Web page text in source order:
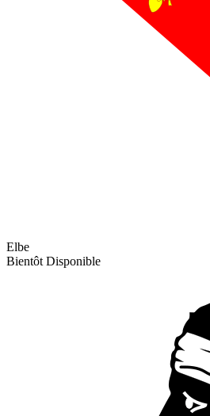
Elbe
Bientôt Disponible